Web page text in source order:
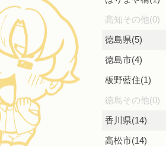
高知その他(0)
徳島県(5)
徳島市(4)
板野藍住(1)
徳島その他(0)
香川県(14)
高松市(14)